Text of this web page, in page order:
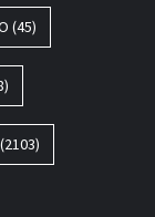
(45)
(2103)